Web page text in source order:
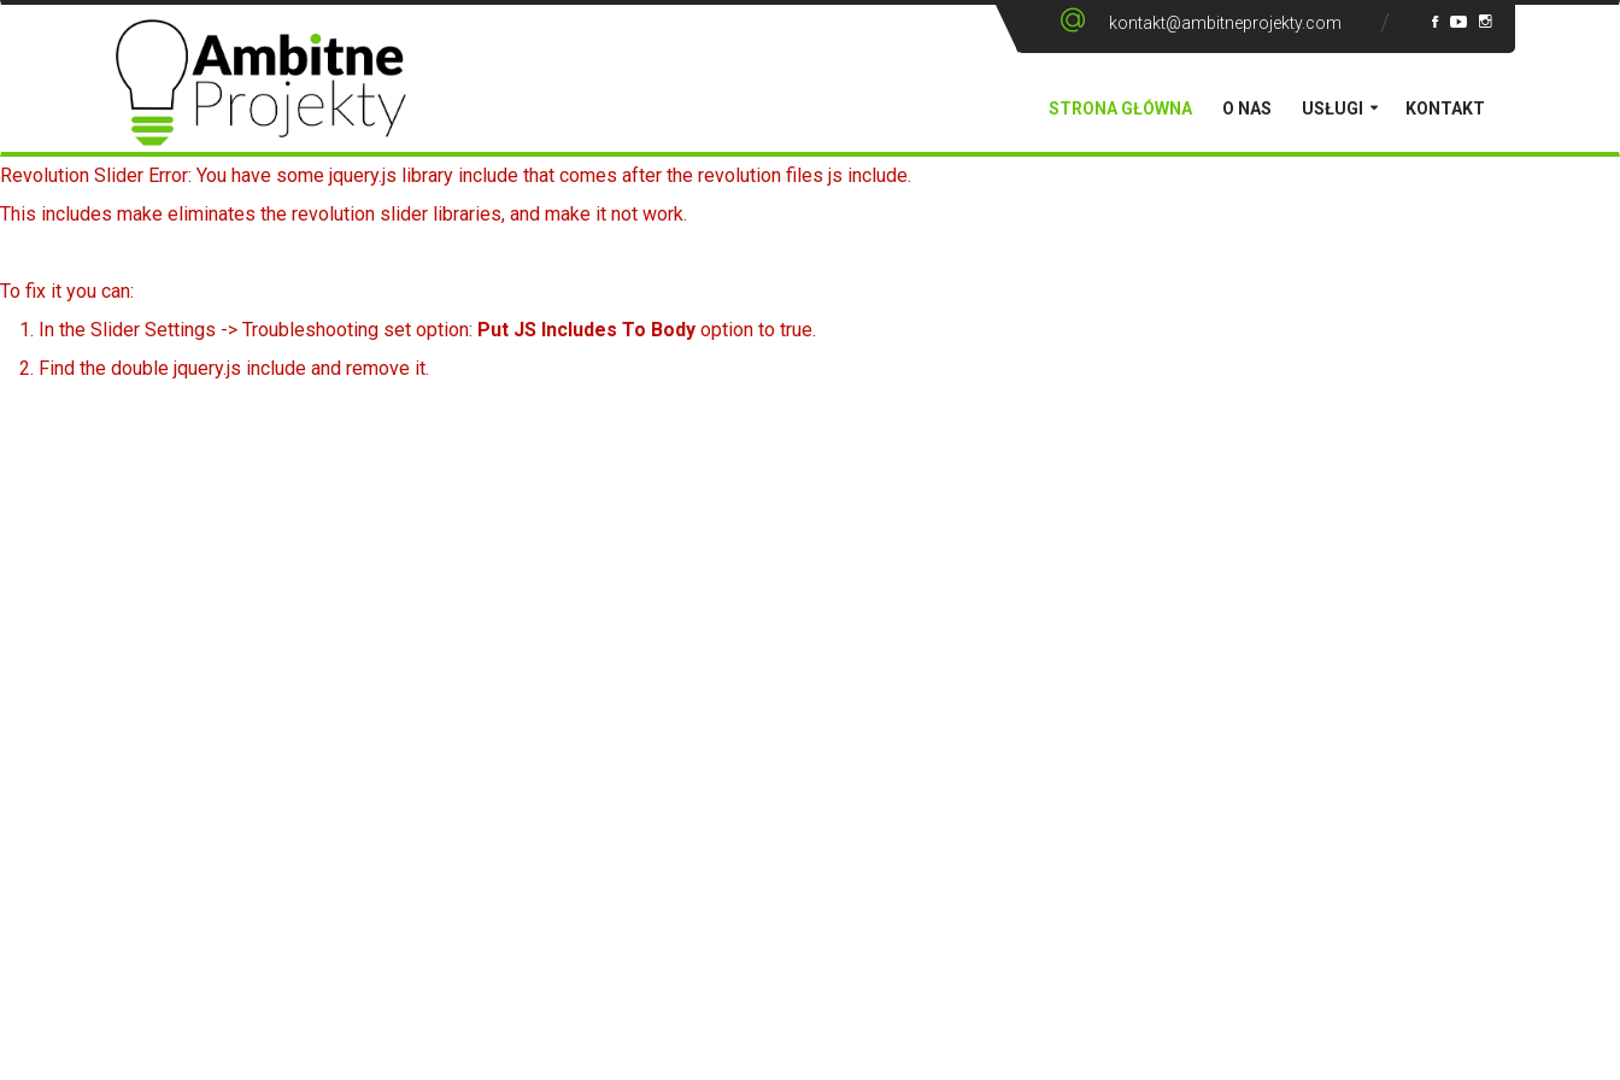
kontakt@ambitneprojekty.com
STRONA GŁÓWNA O NAS USŁUGI KONTAKT
Revolution Slider Error: You have some jquery.js library include that comes after the revolution files js include.
This includes make eliminates the revolution slider libraries, and make it not work.
To fix it you can:
1. In the Slider Settings -> Troubleshooting set option: Put JS Includes To Body option to true.
2. Find the double jquery.js include and remove it.